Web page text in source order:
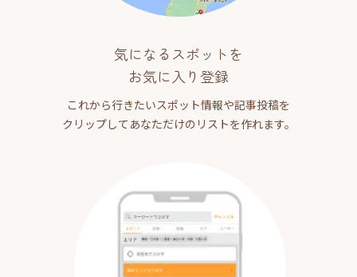
気になるスポットを
お気に入り登録
これから行きたいスポット情報や記事投稿を
クリップしてあなただけのリストを作れます。